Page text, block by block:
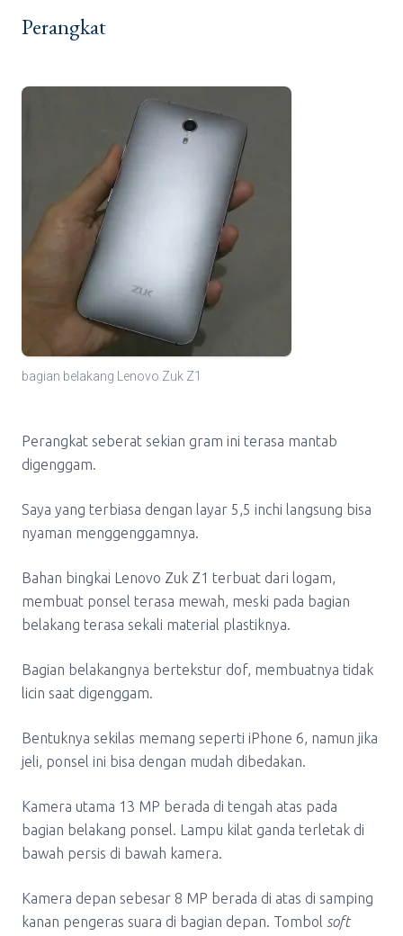
Perangkat
bagian belakang Lenovo Zuk Z1
Perangkat seberat sekian gram ini terasa mantab
digenggam.
Saya yang terbiasa dengan layar 5,5 inchi langsung bisa
nyaman menggenggamnya.
Bahan bingkai Lenovo Zuk Z1 terbuat dari logam,
membuat ponsel terasa mewah, meski pada bagian
belakang terasa sekali material plastiknya.
Bagian belakangnya bertekstur dof, membuatnya tidak
licin saat digenggam.
Bentuknya sekilas memang seperti iPhone 6, namun jika
jeli, ponsel ini bisa dengan mudah dibedakan.
Kamera utama 13 MP berada di tengah atas pada
bagian belakang ponsel. Lampu kilat ganda terletak di
bawah persis di bawah kamera.
Kamera depan sebesar 8 MP berada di atas di samping
kanan pengeras suara di bagian depan. Tombol soft